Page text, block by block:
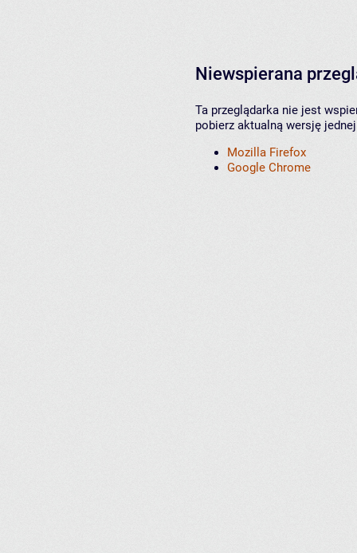
Niewspierana
Ta przeglądarka nie jest
pobierz aktualną wersję
Mozilla Firefox
Google Chrome